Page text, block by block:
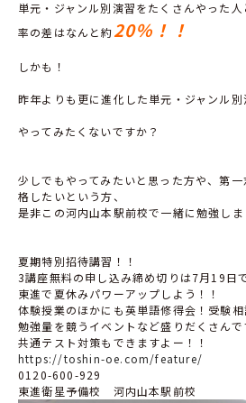
単元・ジャンル別演習をたくさんやった
率の差はなんと約20％！！
しかも！
昨年よりも更に進化した単元・ジャンル別
やってみたくないですか？
少しでもやってみたいと思った方や、第
格したいという方、
是非この河内山本駅前校で一緒に勉強し
夏期特別招待講習！！
3講座無料の申し込み締め切りは7月19日
東進で夏休みパワーアップしよう！！
体験授業のほかにも英単語修得会！受験相
勉強量を競うイベントなど盛りだくさんで
共通テスト対策もできますよー！！
https://toshin-oe.com/feature/
0120-600-929
東進衛星予備校 河内山本駅前校